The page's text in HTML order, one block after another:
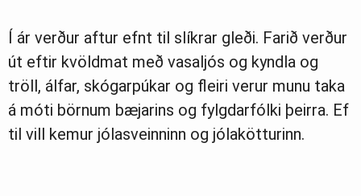
Í ár verður aftur efnt til slíkrar gleði. Farið verður
út eftir kvöldmat með vasaljós og kyndla og
tröll, álfar, skógarpúkar og fleiri verur munu taka
á móti börnum bæjarins og fylgdarfólki þeirra. Ef
til vill kemur jólasveinninn og jólakötturinn.